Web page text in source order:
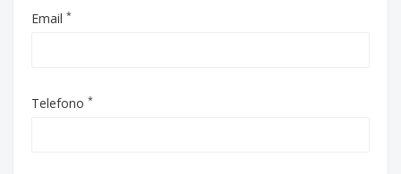
Email *
Telefono *